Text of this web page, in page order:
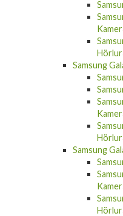
Samsung
Samsung